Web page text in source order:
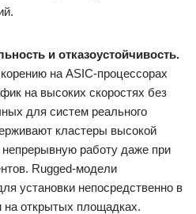
и отказоустойчивость.
на ASIC-процессорах
на высоких скоростях без
для систем реального
кластеры высокой
непрерывную работу даже при
Rugged-модели
установки непосредственно в
на открытых площадках.